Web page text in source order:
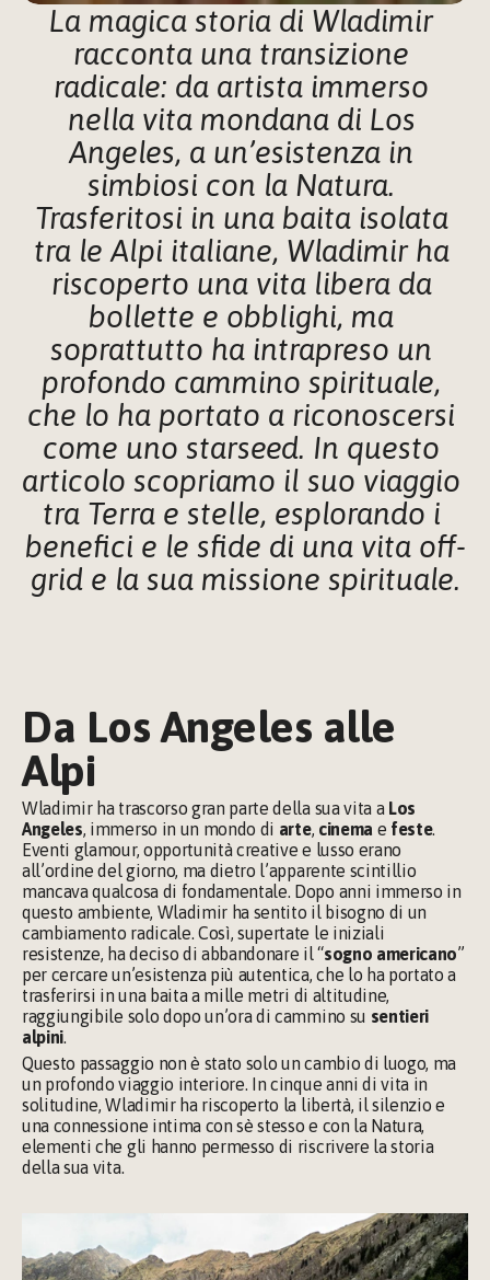
La magica storia di Wladimir
racconta una transizione
radicale: da artista immerso
nella vita mondana di Los
Angeles, a un’esistenza in
simbiosi con la Natura.
Trasferitosi in una baita isolata
tra le Alpi italiane, Wladimir ha
riscoperto una vita libera da
bollette e obblighi, ma
soprattutto ha intrapreso un
profondo cammino spirituale,
che lo ha portato a riconoscersi
come uno starseed. In questo
articolo scopriamo il suo viaggio
tra Terra e stelle, esplorando i
benefici e le sfide di una vita off-
grid e la sua missione spirituale.
Da Los Angeles alle
Alpi
Wladimir ha trascorso gran parte della sua vita a Los
Angeles, immerso in un mondo di arte, cinema e feste.
Eventi glamour, opportunità creative e lusso erano
all’ordine del giorno, ma dietro l’apparente scintillio
mancava qualcosa di fondamentale. Dopo anni immerso in
questo ambiente, Wladimir ha sentito il bisogno di un
cambiamento radicale. Così, supertate le iniziali
resistenze, ha deciso di abbandonare il “sogno americano”
per cercare un’esistenza più autentica, che lo ha portato a
trasferirsi in una baita a mille metri di altitudine,
raggiungibile solo dopo un’ora di cammino su sentieri
alpini.
Questo passaggio non è stato solo un cambio di luogo, ma
un profondo viaggio interiore. In cinque anni di vita in
solitudine, Wladimir ha riscoperto la libertà, il silenzio e
una connessione intima con sè stesso e con la Natura,
elementi che gli hanno permesso di riscrivere la storia
della sua vita.